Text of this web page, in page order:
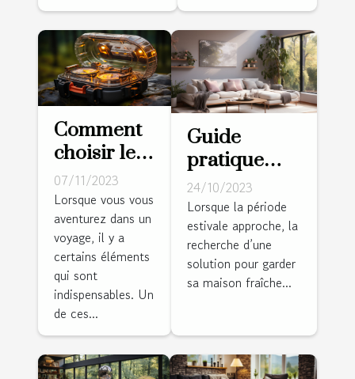
Comment
choisir le
meilleur
réveil de
voyage
pour vos
aventures
07/11/2023
Lorsque vous vous
aventurez dans un
voyage, il y a
certains éléments
qui sont
indispensables. Un
de ces...
Guide
pratique
pour choisir
la bonne
climatisation
pour votre
salle de
24/10/2023
Lorsque la période
estivale approche, la
recherche d’une
solution pour garder
sa maison fraîche...